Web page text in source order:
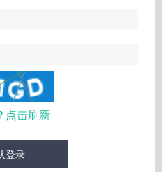
点击刷新
登录